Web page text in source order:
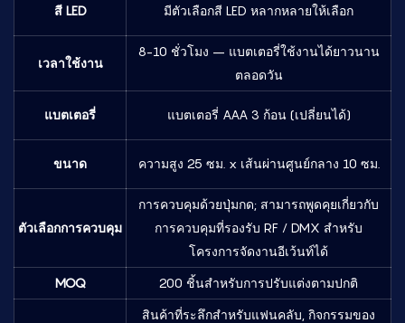
สี LED มีตัวเลือกสี LED หลากหลายให้เลือก
เวลาใช้งาน
8-10 ชั่วโมง – แบตเตอรี่ใช้งานได้ยาวนาน
ตลอดวัน
แบตเตอรี่ แบตเตอรี่ AAA 3 ก้อน (เปลี่ยนได้)
ขนาด ความสูง 25 ซม. x เส้นผ่านศูนย์กลาง 10 ซม.
ตัวเลือกการควบคุม
การควบคุมด้วยปุ่มกด; สามารถพูดคุยเกี่ยวกับ
การควบคุมที่รองรับ RF / DMX สำหรับ
โครงการจัดงานอีเว้นท์ได้
MOQ 200 ชิ้นสำหรับการปรับแต่งตามปกติ
สินค้าที่ระลึกสำหรับแฟนคลับ, กิจกรรมของ